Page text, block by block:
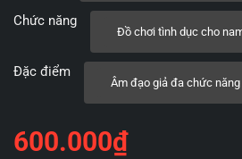
Chức năng
Đồ chơi tình dục cho
Đặc điểm
Âm đạo giả đa chức năng
600.000₫